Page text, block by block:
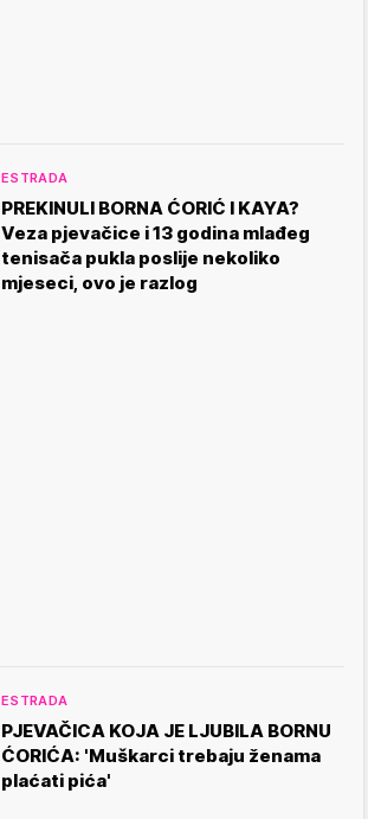
ESTRADA
PREKINULI BORNA ĆORIĆ I KAYA?
Veza pjevačice i 13 godina mlađeg
tenisača pukla poslije nekoliko
mjeseci, ovo je razlog
ESTRADA
PJEVAČICA KOJA JE LJUBILA BORNU
ĆORIĆA: 'Muškarci trebaju ženama
plaćati pića'